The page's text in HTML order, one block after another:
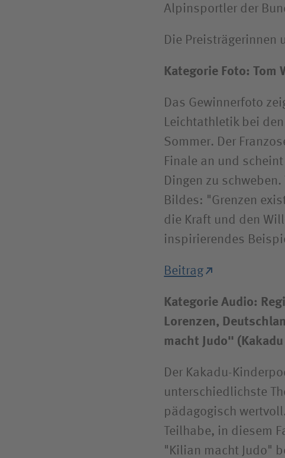
Alpinsportler der
Die Preisträgerinnen
Kategorie Foto:
Das Gewinnerfoto
Leichtathletik bei
Sommer. Der
Finale an und
Dingen zu
Bildes: "Grenzen
die Kraft und den
inspirierendes
Beitrag
Kategorie Audio:
Lorenzen,
macht Judo"
Der Kakadu-
unterschiedlichste
pädagogisch
Teilhabe, in diesem
"Kilian macht Judo"